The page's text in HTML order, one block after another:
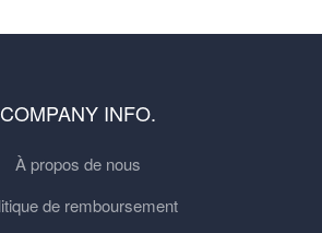
COMPANY INFO.
À propos de nous
de remboursement